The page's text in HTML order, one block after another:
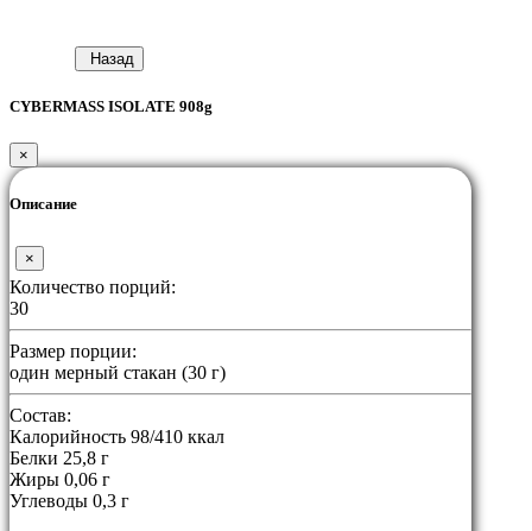
Назад
CYBERMASS ISOLATE 908g
×
Описание
×
Количество порций:
30
Размер порции:
один мерный стакан (30 г)
Состав:
Калорийность 98/410 ккал
Белки 25,8 г
Жиры 0,06 г
Углеводы 0,3 г